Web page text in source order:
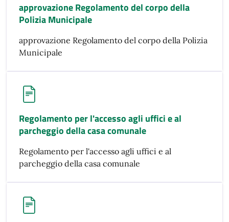
approvazione Regolamento del corpo della
Polizia Municipale
approvazione Regolamento del corpo della Polizia
Municipale
Regolamento per l'accesso agli uffici e al
parcheggio della casa comunale
Regolamento per l'accesso agli uffici e al
parcheggio della casa comunale